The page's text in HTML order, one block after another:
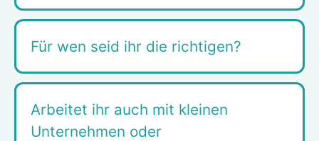
Für wen seid ihr die richtigen?
Arbeitet ihr auch mit kleinen
Unternehmen oder